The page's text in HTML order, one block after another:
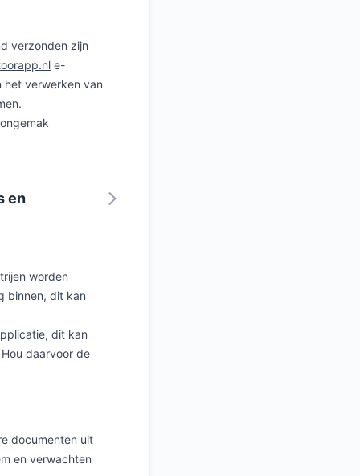
verzonden zijn
e-
het verwerken van
en
worden
binnen, dit kan
dit kan
daarvoor de
documenten uit
en verwachten